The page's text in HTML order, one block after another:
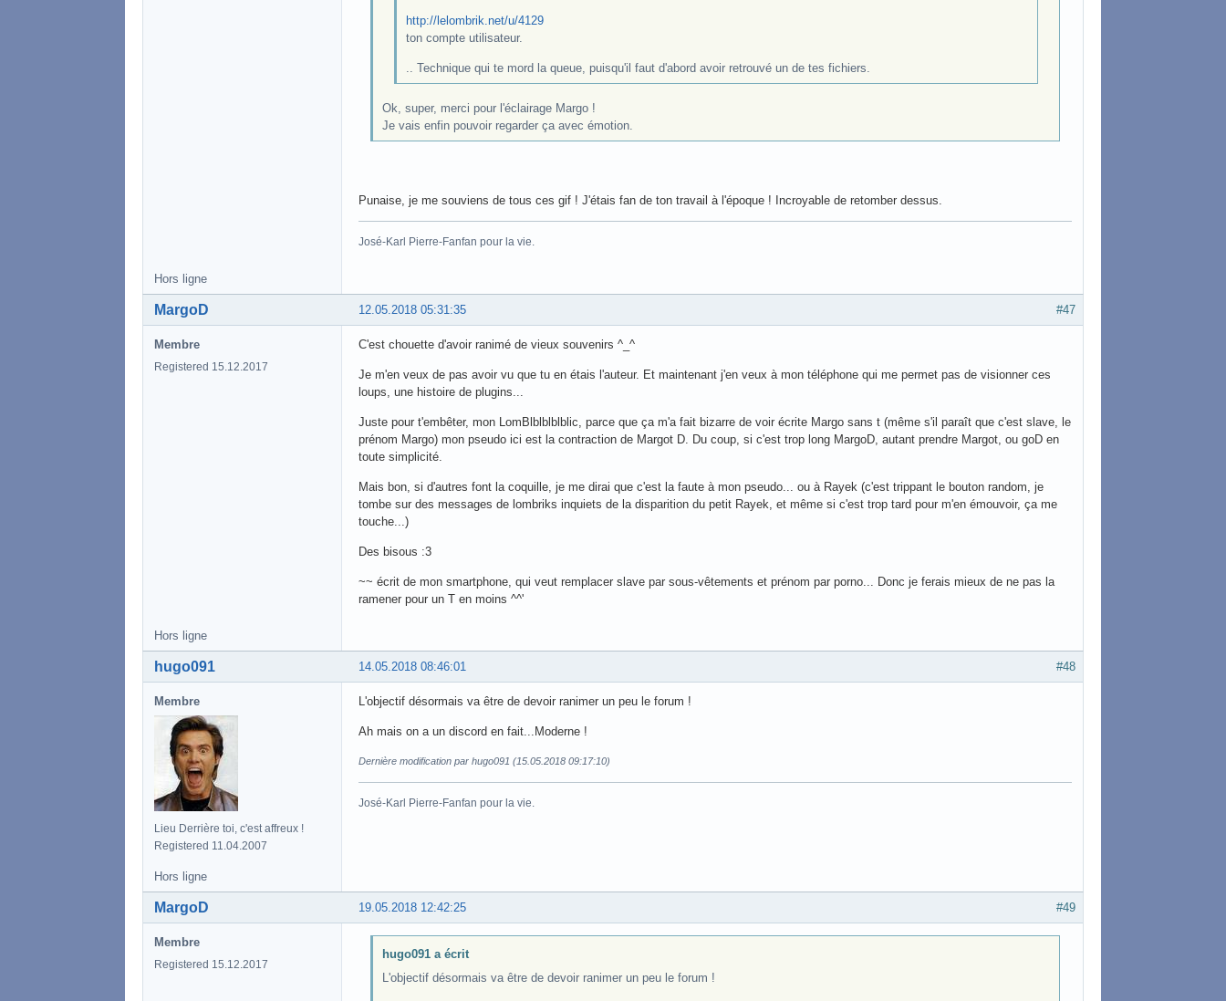
http://lelombrik.net/u/4129
ton compte utilisateur.
.. Technique qui te mord la queue, puisqu'il faut d'abord avoir retrouvé un de tes fichiers.
Ok, super, merci pour l'éclairage Margo !
Je vais enfin pouvoir regarder ça avec émotion.
Punaise, je me souviens de tous ces gif ! J'étais fan de ton travail à l'époque ! Incroyable de retomber dessus.
José-Karl Pierre-Fanfan pour la vie.
Hors ligne
#47
12.05.2018 05:31:35
MargoD
Membre
Registered 15.12.2017
C'est chouette d'avoir ranimé de vieux souvenirs ^_^
Je m'en veux de pas avoir vu que tu en étais l'auteur. Et maintenant j'en veux à mon téléphone qui me permet pas de visionner ces
loups, une histoire de plugins...
Juste pour t'embêter, mon LomBlblblblblic, parce que ça m'a fait bizarre de voir écrite Margo sans t (même s'il paraît que c'est slave, le
prénom Margo) mon pseudo ici est la contraction de Margot D. Du coup, si c'est trop long MargoD, autant prendre Margot, ou goD en
toute simplicité.
Mais bon, si d'autres font la coquille, je me dirai que c'est la faute à mon pseudo... ou à Rayek (c'est trippant le bouton random, je
tombe sur des messages de lombriks inquiets de la disparition du petit Rayek, et même si c'est trop tard pour m'en émouvoir, ça me
touche...)
Des bisous :3
~~ écrit de mon smartphone, qui veut remplacer slave par sous-vêtements et prénom par porno... Donc je ferais mieux de ne pas la
ramener pour un T en moins ^^'
Hors ligne
#48
14.05.2018 08:46:01
hugo091
Membre
Lieu Derrière toi, c'est affreux !
Registered 11.04.2007
L'objectif désormais va être de devoir ranimer un peu le forum !
Ah mais on a un discord en fait...Moderne !
Dernière modification par hugo091 (15.05.2018 09:17:10)
José-Karl Pierre-Fanfan pour la vie.
Hors ligne
#49
19.05.2018 12:42:25
MargoD
Membre
Registered 15.12.2017
hugo091 a écrit
L'objectif désormais va être de devoir ranimer un peu le forum !